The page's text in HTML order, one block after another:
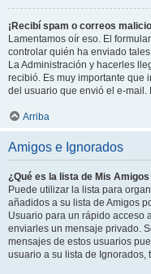
¡Recibí spam o correos
Lamentamos oír eso. El
controlar quién ha enviado
La Administración y hacerles
recibió. Es muy importante que
del usuario que envió el e-mail.
Arriba
Amigos e Ignorados
¿Qué es la lista de Mis
Puede utilizar la lista para
añadidos a su lista de Amigos
Usuario para un rápido acceso
enviarles un mensaje privado.
mensajes de estos usuarios
usuario a su lista de Ignorados,